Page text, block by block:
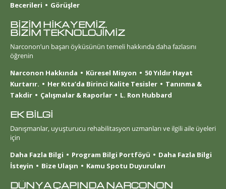
Becerileri
Görüşler
BİZİM HİKAYEMİZ.
BİZİM TEKNOLOJİMİZ
Narconon’un başarı öyküsünün temeli hakkında daha fazlasını
öğrenin
Narconon Hakkında
Küresel Misyon
50 Yıldır Hayat
Kurtarır.
Her Kıta’da Birinci Kalite Tesisler
Tanınma &
Takdir
Çalışmalar & Raporlar L. Ron Hubbard
EK BİLGİ
Danışmanlar, uyuşturucu rehabilitasyon uzmanları ve ilgili aile üyeleri
için
Daha Fazla Bilgi
Program Bilgi Portföyü
Daha Fazla Bilgi
İsteyin
Bize Ulaşın Kamu Spotu Duyuruları
DÜNYA ÇAPINDA NARCONON